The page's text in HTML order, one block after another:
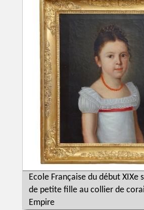
Ecole Française du début XIXe
de petite fille au collier de
Empire